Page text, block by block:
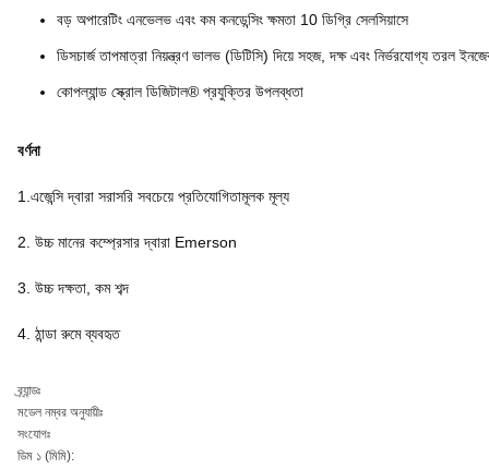
বড় অপারেটিং এনভেলভ এবং কম কনডেন্সিং ক্ষমতা 10 ডিগ্রি সেলসিয়াসে
ডিসচার্জ তাপমাত্রা নিয়ন্ত্রণ ভালভ (ডিটিসি) দিয়ে সহজ, দক্ষ এবং নির্ভরযোগ্য তরল
কোপল্যান্ড স্ক্রোল ডিজিটাল® প্রযুক্তির উপলব্ধতা
বর্ণনা
1.এজেন্সি দ্বারা সরাসরি সবচেয়ে প্রতিযোগিতামূলক মূল্য
2. উচ্চ মানের কম্প্রেসার দ্বারা Emerson
3. উচ্চ দক্ষতা, কম শব্দ
4. ঠান্ডা রুমে ব্যবহৃত
ব্র্যান্ডঃ
মডেল নম্বর অনুযায়ীঃ
সংযোগঃ
ডিম ১ (মিমি):